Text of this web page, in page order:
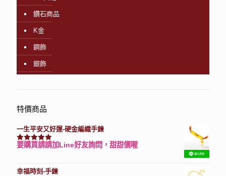
鑽石商品
K金
鋼飾
銀飾
特價商品
一生平安又好運-硬金編織手鍊
評分7740滿分 5
要購買請請加Line好友詢問，甜甜價喔
幸福時刻-手鍊